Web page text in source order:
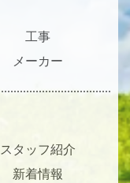
工事
メーカー
スタッフ紹介
新着情報